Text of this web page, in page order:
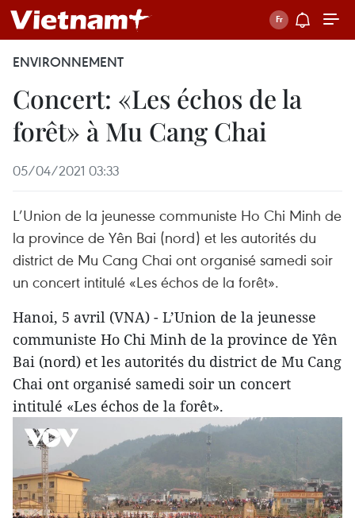
ENVIRONNEMENT
Concert: «Les échos de la
forêt» à Mu Cang Chai
05/04/2021 03:33
L’Union de la jeunesse communiste Ho Chi Minh de
la province de Yên Bai (nord) et les autorités du
district de Mu Cang Chai ont organisé samedi soir
un concert intitulé «Les échos de la forêt».
Hanoi, 5 avril (VNA) - L’Union de la jeunesse
communiste Ho Chi Minh de la province de Yên
Bai (nord) et les autorités du district de Mu Cang
Chai ont organisé samedi soir un concert
intitulé «Les échos de la forêt».